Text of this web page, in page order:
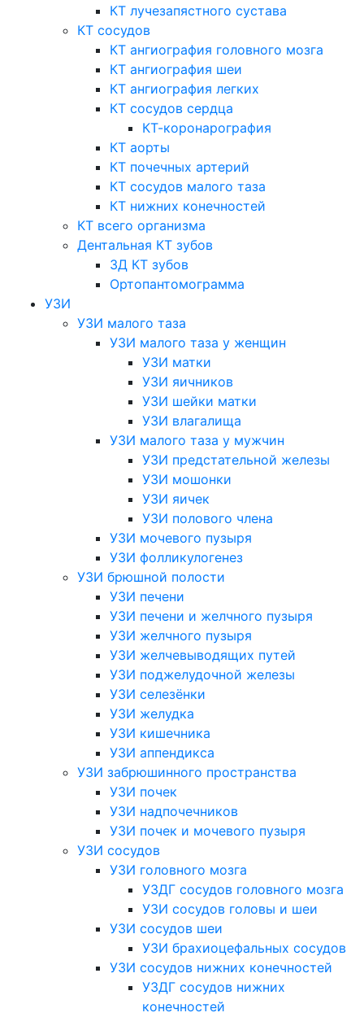
КТ лучезапястного сустава
КТ сосудов
КТ ангиография головного мозга
КТ ангиография шеи
КТ ангиография легких
КТ сосудов сердца
КТ-коронарография
КТ аорты
КТ почечных артерий
КТ сосудов малого таза
КТ нижних конечностей
КТ всего организма
Дентальная КТ зубов
3Д КТ зубов
Ортопантомограмма
УЗИ
УЗИ малого таза
УЗИ малого таза у женщин
УЗИ матки
УЗИ яичников
УЗИ шейки матки
УЗИ влагалища
УЗИ малого таза у мужчин
УЗИ предстательной железы
УЗИ мошонки
УЗИ яичек
УЗИ полового члена
УЗИ мочевого пузыря
УЗИ фолликулогенез
УЗИ брюшной полости
УЗИ печени
УЗИ печени и желчного пузыря
УЗИ желчного пузыря
УЗИ желчевыводящих путей
УЗИ поджелудочной железы
УЗИ селезёнки
УЗИ желудка
УЗИ кишечника
УЗИ аппендикса
УЗИ забрюшинного пространства
УЗИ почек
УЗИ надпочечников
УЗИ почек и мочевого пузыря
УЗИ сосудов
УЗИ головного мозга
УЗДГ сосудов головного мозга
УЗИ сосудов головы и шеи
УЗИ сосудов шеи
УЗИ брахиоцефальных сосудов
УЗИ сосудов нижних конечностей
УЗДГ сосудов нижних
конечностей